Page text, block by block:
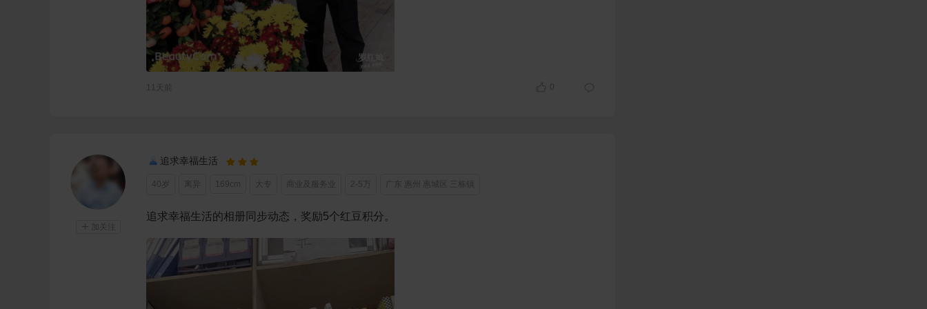
0
 加关注
追求幸福生活   
40岁 离异 169cm 大专 商业及服务业 2-5万 广东 惠州 惠城区 三栋镇
追求幸福生活的相册同步动态，奖励5个红豆积分。